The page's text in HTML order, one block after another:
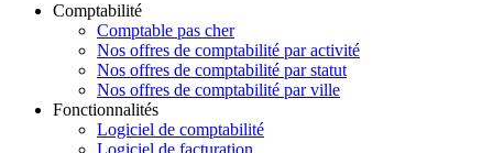
Comptabilité
Comptable pas cher
Nos offres de comptabilité par activité
Nos offres de comptabilité par statut
Nos offres de comptabilité par ville
Fonctionnalités
Logiciel de comptabilité